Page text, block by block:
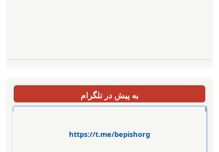
به پیش در تلگرام
https://t.me/bepishorg